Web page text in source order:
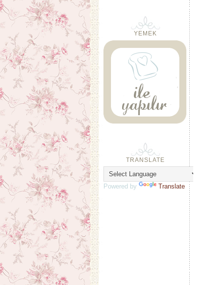
YEMEK
TRANSLATE
Powered by Translate